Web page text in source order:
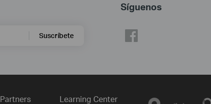
Suscríbete
Síguenos
Partners Learning Center